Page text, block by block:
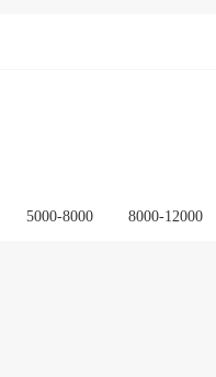
5000-8000 8000-12000